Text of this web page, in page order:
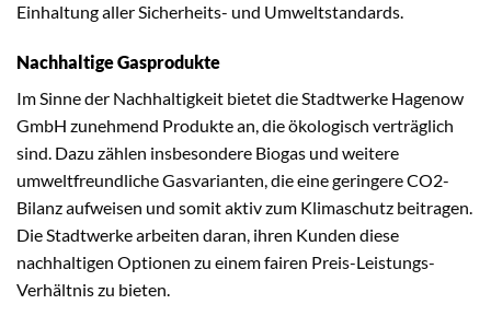
Einhaltung aller Sicherheits- und Umweltstandards.
Nachhaltige Gasprodukte
Im Sinne der Nachhaltigkeit bietet die Stadtwerke Hagenow
GmbH zunehmend Produkte an, die ökologisch verträglich
sind. Dazu zählen insbesondere Biogas und weitere
umweltfreundliche Gasvarianten, die eine geringere CO2-
Bilanz aufweisen und somit aktiv zum Klimaschutz beitragen.
Die Stadtwerke arbeiten daran, ihren Kunden diese
nachhaltigen Optionen zu einem fairen Preis-Leistungs-
Verhältnis zu bieten.